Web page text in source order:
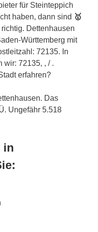
für Steinteppich
haben, dann sind 🥇
Dettenhausen
Württemberg mit
72135. In
wir: 72135, , / .
erfahren?
Das
Ungefähr 5.518
in